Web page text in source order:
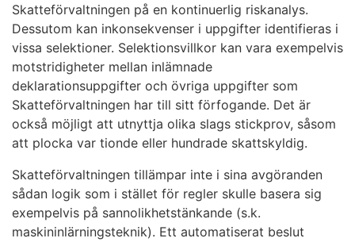
Skatteförvaltningen på en kontinuerlig riskanalys.
Dessutom kan inkonsekvenser i uppgifter identifieras i
vissa selektioner. Selektionsvillkor kan vara exempelvis
motstridigheter mellan inlämnade
deklarationsuppgifter och övriga uppgifter som
Skatteförvaltningen har till sitt förfogande. Det är
också möjligt att utnyttja olika slags stickprov, såsom
att plocka var tionde eller hundrade skattskyldig.
Skatteförvaltningen tillämpar inte i sina avgöranden
sådan logik som i stället för regler skulle basera sig
exempelvis på sannolikhetstänkande (s.k.
maskininlärningsteknik). Ett automatiserat beslut